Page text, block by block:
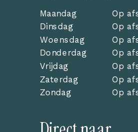
Maandag
Dinsdag
Woensdag
Donderdag
Vrijdag
Zaterdag
Zondag
Op
Op
Op
Op
Op
Op
Op